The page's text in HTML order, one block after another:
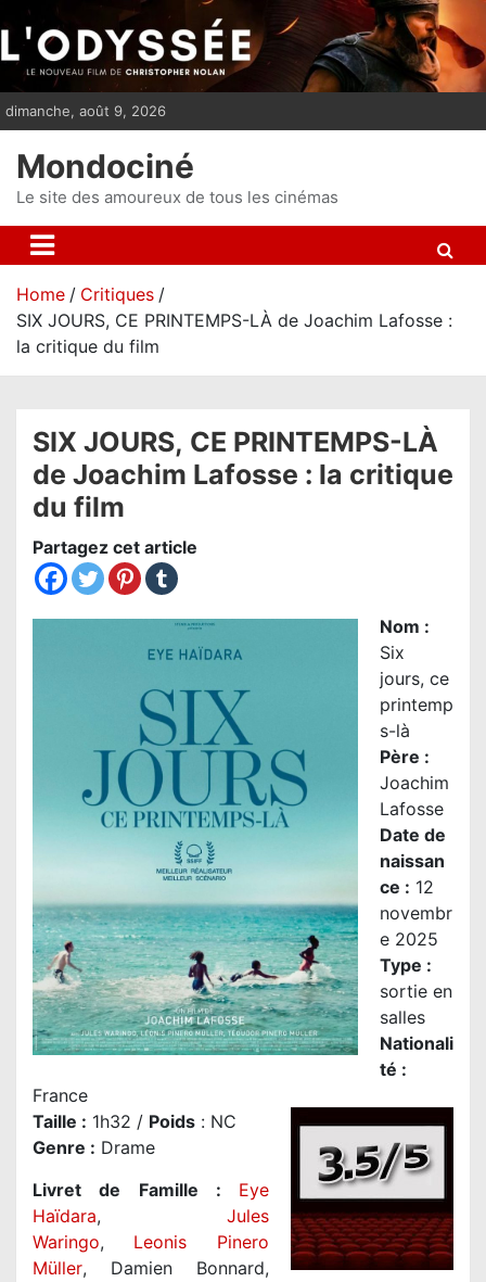
i
p
t
n
dimanche, août 9, 2026
Mondociné
Le site des amoureux de tous les cinémas
Home
Critiques
SIX JOURS, CE PRINTEMPS-LÀ de Joachim Lafosse :
la critique du film
SIX JOURS, CE PRINTEMPS-LÀ
de Joachim Lafosse : la critique
du film
Partagez cet article
Nom :
Six
jours, ce
printemp
s-là
Père :
Joachim
Lafosse
Date de
naissan
ce : 12
novembr
e 2025
Type :
sortie en
salles
Nationali
té :
France
Taille : 1h32 / Poids : NC
Genre : Drame
Livret de Famille : Eye
Haïdara, Jules
Waringo, Leonis Pinero
Müller, Damien Bonnard,